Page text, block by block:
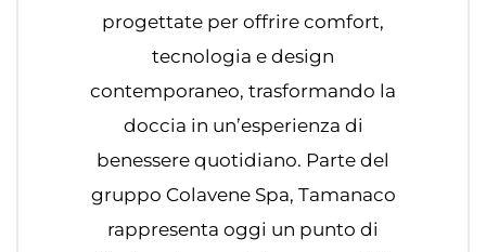
progettate per offrire comfort,
tecnologia e design
contemporaneo, trasformando la
doccia in un’esperienza di
benessere quotidiano. Parte del
gruppo Colavene Spa, Tamanaco
rappresenta oggi un punto di